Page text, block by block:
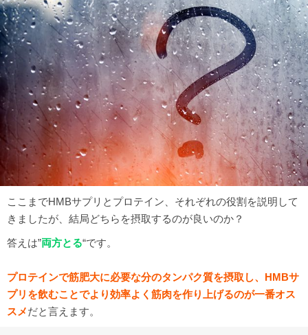
ここまでHMBサプリとプロテイン、それぞれの役割を説明して
きましたが、結局どちらを摂取するのが良いのか？
答えは”両方とる“です。
プロテインで筋肥大に必要な分のタンパク質を摂取し、HMBサ
プリを飲むことでより効率よく筋肉を作り上げるのが一番オス
スメだと言えます。